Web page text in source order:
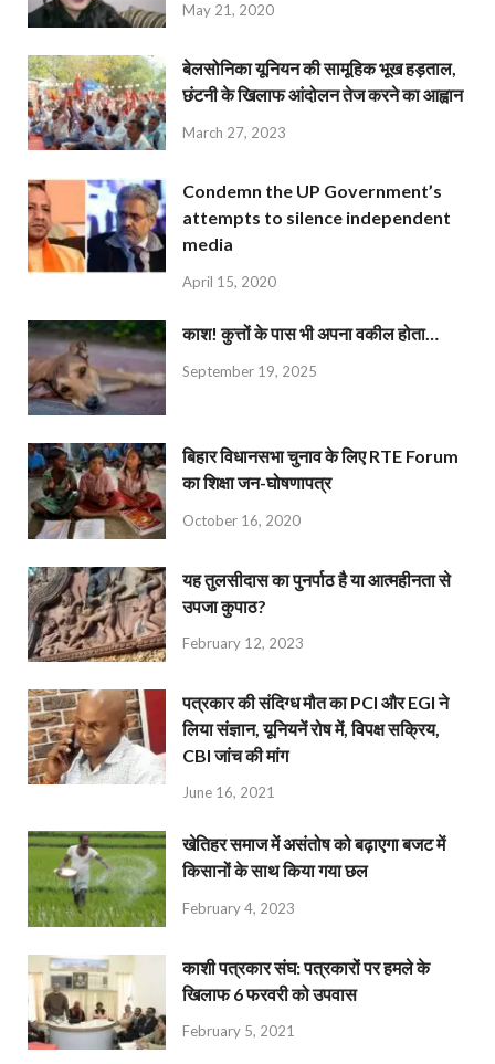
May 21, 2020
बेलसोनिका यूनियन की सामूहिक भूख हड़ताल,
छंटनी के खिलाफ आंदोलन तेज करने का आह्वान
March 27, 2023
Condemn the UP Government’s
attempts to silence independent
media
April 15, 2020
काश! कुत्तों के पास भी अपना वकील होता…
September 19, 2025
बिहार विधानसभा चुनाव के लिए RTE Forum
का शिक्षा जन-घोषणापत्र
October 16, 2020
यह तुलसीदास का पुनर्पाठ है या आत्महीनता से
उपजा कुपाठ?
February 12, 2023
पत्रकार की संदिग्ध मौत का PCI और EGI ने
लिया संज्ञान, यूनियनें रोष में, विपक्ष सक्रिय,
CBI जांच की मांग
June 16, 2021
खेतिहर समाज में असंतोष को बढ़ाएगा बजट में
किसानों के साथ किया गया छल
February 4, 2023
काशी पत्रकार संघ: पत्रकारों पर हमले के
खिलाफ 6 फरवरी को उपवास
February 5, 2021